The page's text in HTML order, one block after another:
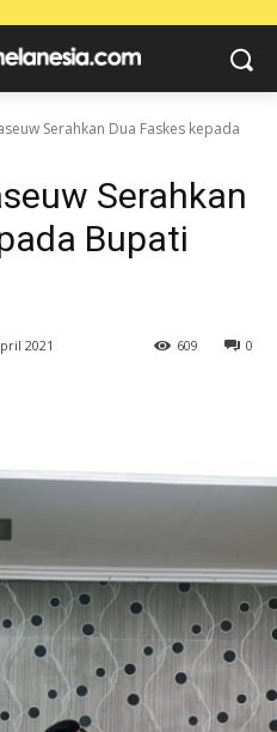
Serahkan Dua Faskes kepada
Serahkan
Bupati
2021 0
609